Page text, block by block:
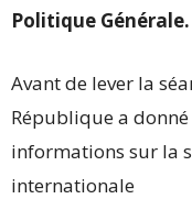
Politique Générale.
Avant de lever la
République a
informations sur la
internationale